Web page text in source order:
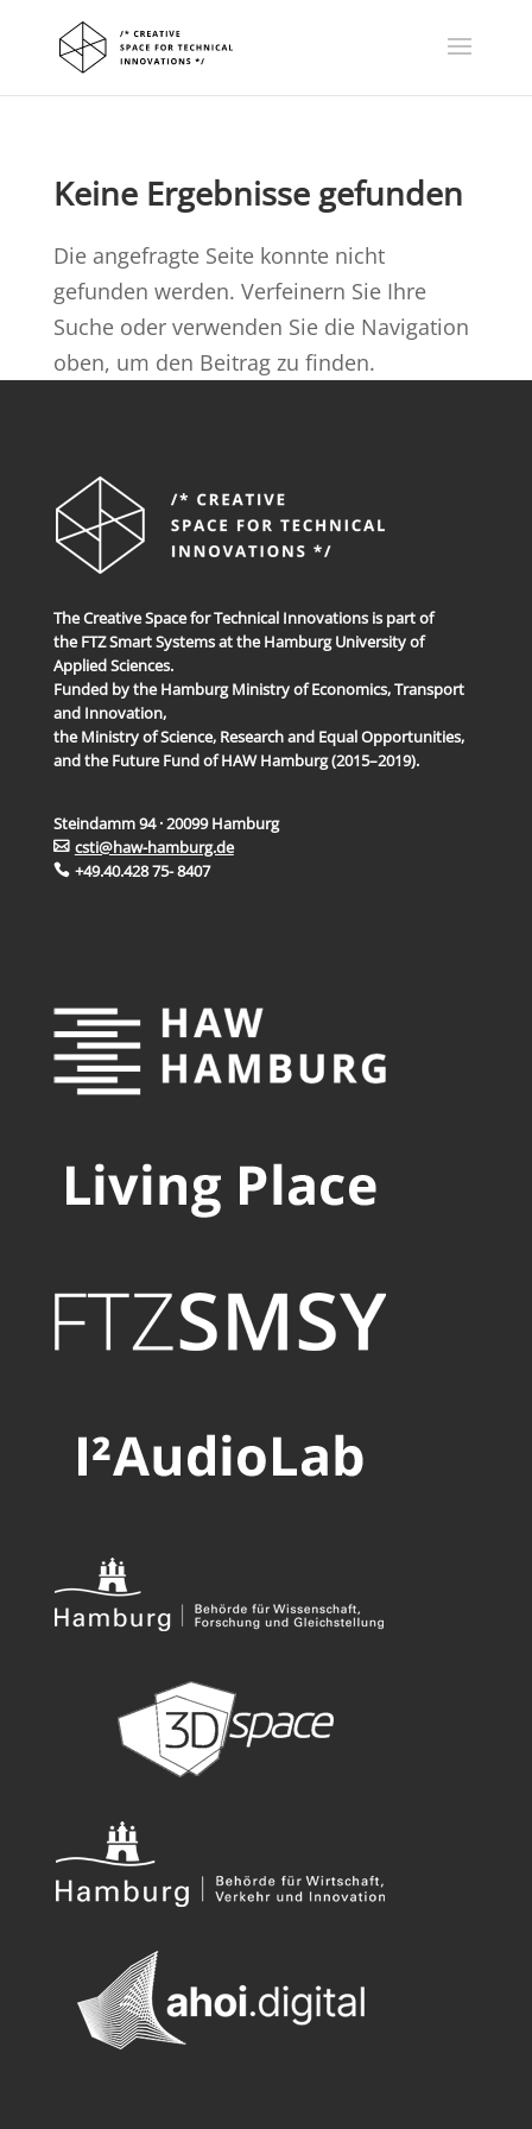
Keine Ergebnisse gefunden
Die angefragte Seite konnte nicht
gefunden werden. Verfeinern Sie Ihre
Suche oder verwenden Sie die Navigation
oben, um den Beitrag zu finden.
The Creative Space for Technical Innovations is part of
the FTZ Smart Systems at the Hamburg University of
Applied Sciences.
Funded by the Hamburg Ministry of Economics, Transport
and Innovation,
the Ministry of Science, Research and Equal Opportunities,
and the Future Fund of HAW Hamburg (2015–2019).
Steindamm 94 · 20099 Hamburg
csti@haw-hamburg.de
+49.40.428 75- 8407